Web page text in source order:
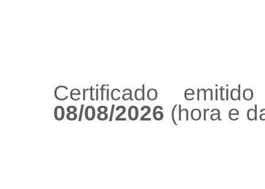
Certificado
08/08/2026 (hora e